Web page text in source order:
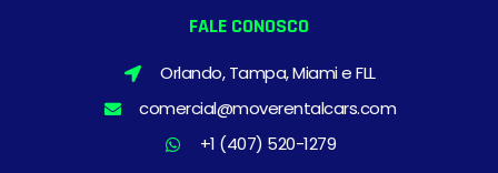
FALE CONOSCO
Orlando, Tampa, Miami e FLL
comercial@moverentalcars.com
+1 (407) 520-1279